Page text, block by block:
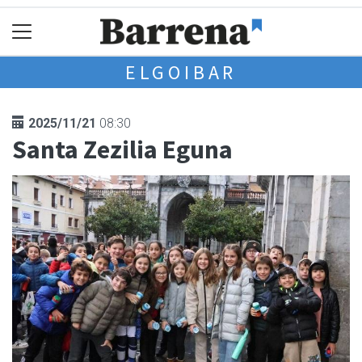
ELGOIBAR
2025/11/21 08:30
Santa Zezilia Eguna